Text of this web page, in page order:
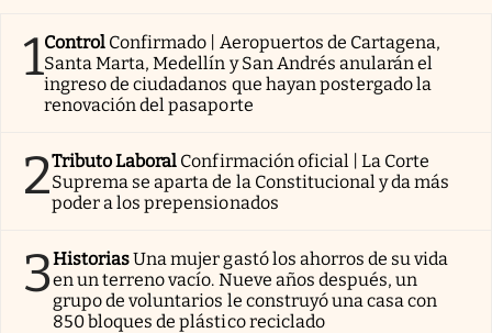
1Control Confirmado | Aeropuertos de Cartagena,
Santa Marta, Medellín y San Andrés anularán el
ingreso de ciudadanos que hayan postergado la
renovación del pasaporte
2Tributo Laboral Confirmación oficial | La Corte
Suprema se aparta de la Constitucional y da más
poder a los prepensionados
3HistoriasUna mujer gastó los ahorros de su vida
en un terreno vacío. Nueve años después, un
grupo de voluntarios le construyó una casa con
850 bloques de plástico reciclado